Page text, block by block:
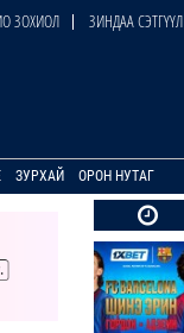
ЗОХИОЛ ЗИНДАА СЭТГҮҮЛ
ЗУРХАЙ ОРОН НУТАГ